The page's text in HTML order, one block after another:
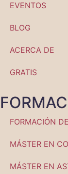
EVENTOS
BLOG
ACERCA DE
GRATIS
FORMACIÓN
MÁSTER EN
MÁSTER EN